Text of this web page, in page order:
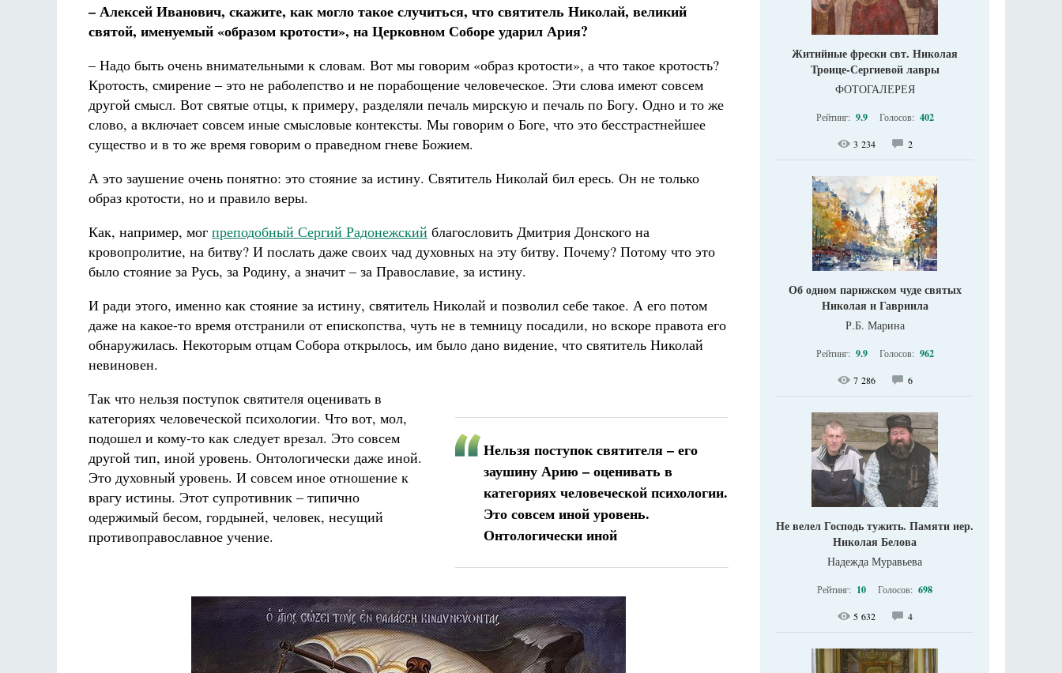
– Алексей Иванович, скажите, как могло такое случиться, что святитель Николай, великий
святой, именуемый «образом кротости», на Церковном Соборе ударил Ария?
– Надо быть очень внимательными к словам. Вот мы говорим «образ кротости», а что такое кротость?
Кротость, смирение – это не раболепство и не порабощение человеческое. Эти слова имеют совсем
другой смысл. Вот святые отцы, к примеру, разделяли печаль мирскую и печаль по Богу. Одно и то же
слово, а включает совсем иные смысловые контексты. Мы говорим о Боге, что это бесстрастнейшее
существо и в то же время говорим о праведном гневе Божием.
А это заушение очень понятно: это стояние за истину. Святитель Николай бил ересь. Он не только
образ кротости, но и правило веры.
Как, например, мог преподобный Сергий Радонежский благословить Дмитрия Донского на
кровопролитие, на битву? И послать даже своих чад духовных на эту битву. Почему? Потому что это
было стояние за Русь, за Родину, а значит – за Православие, за истину.
И ради этого, именно как стояние за истину, святитель Николай и позволил себе такое. А его потом
даже на какое-то время отстранили от епископства, чуть не в темницу посадили, но вскоре правота его
обнаружилась. Некоторым отцам Собора открылось, им было дано видение, что святитель Николай
невиновен.
Нельзя поступок святителя – его
заушину Арию – оценивать в
категориях человеческой психологии.
Это совсем иной уровень.
Онтологически иной
Так что нельзя поступок святителя оценивать в
категориях человеческой психологии. Что вот, мол,
подошел и кому-то как следует врезал. Это совсем
другой тип, иной уровень. Онтологически даже иной.
Это духовный уровень. И совсем иное отношение к
врагу истины. Этот супротивник – типично
одержимый бесом, гордыней, человек, несущий
противоправославное учение.
Житийные фрески свт. Николая
Троице-Сергиевой лавры
ФОТОГАЛЕРЕЯ
Рейтинг: 9.9 Голосов: 402
3 234 2
Об одном парижском чуде святых
Николая и Гавриила
Р.Б. Марина
Рейтинг: 9.9 Голосов: 962
7 286 6
Не велел Господь тужить. Памяти иер.
Николая Белова
Надежда Муравьева
Рейтинг: 10 Голосов: 698
5 632 4